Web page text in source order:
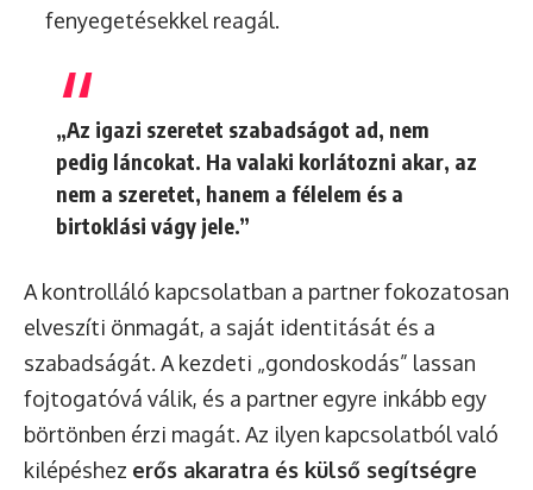
fenyegetésekkel reagál.
„Az igazi szeretet szabadságot ad, nem
pedig láncokat. Ha valaki korlátozni akar, az
nem a szeretet, hanem a félelem és a
birtoklási vágy jele.”
A kontrolláló kapcsolatban a partner fokozatosan
elveszíti önmagát, a saját identitását és a
szabadságát. A kezdeti „gondoskodás” lassan
fojtogatóvá válik, és a partner egyre inkább egy
börtönben érzi magát. Az ilyen kapcsolatból való
kilépéshez erős akaratra és külső segítségre